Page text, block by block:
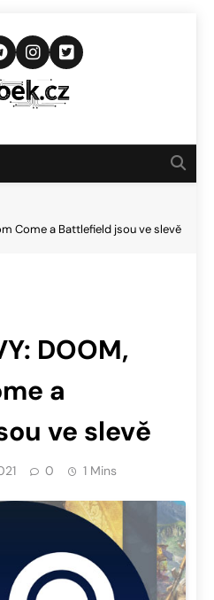
Novinkám
Come a Battlefield jsou ve slevě
DOOM,
a
ve slevě
0 1 Mins